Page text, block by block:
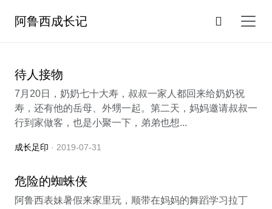
阿鲁西成长记
待人接物
7月20日，奶奶七十大寿，叔叔一家人都回来给奶奶祝
寿，还有他的岳母、外甥一起。第二天，妈妈邀请叔叔一
行到家做客，也是小聚一下，弟弟也想...
成长足印 · 2019-07-31
危险的蜘蛛侠
阿鲁西表妹暑假来家里玩，顺带在妈妈的舞蹈学习拉丁